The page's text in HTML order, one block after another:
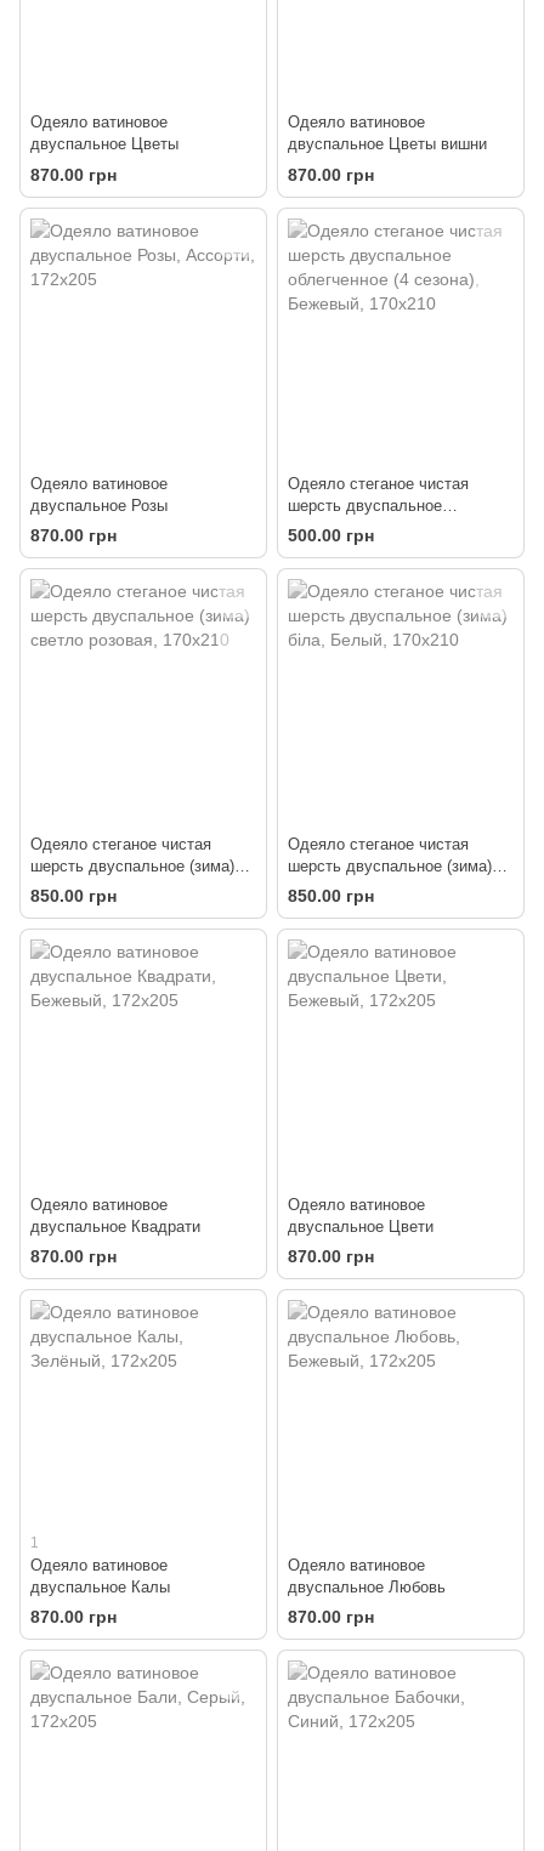
Одеяло ватиновое
двуспальное Цветы
870.00 грн
Одеяло ватиновое
двуспальное Цветы вишни
870.00 грн
Одеяло ватиновое
двуспальное Розы
870.00 грн
Одеяло стеганое чистая
шерсть двуспальное
облегченное (4 сезона)
500.00 грн
Одеяло стеганое чистая
шерсть двуспальное (зима)
светло розовая
850.00 грн
Одеяло стеганое чистая
шерсть двуспальное (зима)
біла
850.00 грн
Одеяло ватиновое
двуспальное Квадрати
870.00 грн
Одеяло ватиновое
двуспальное Цвети
870.00 грн
1
Одеяло ватиновое
двуспальное Калы
870.00 грн
Одеяло ватиновое
двуспальное Любовь
870.00 грн